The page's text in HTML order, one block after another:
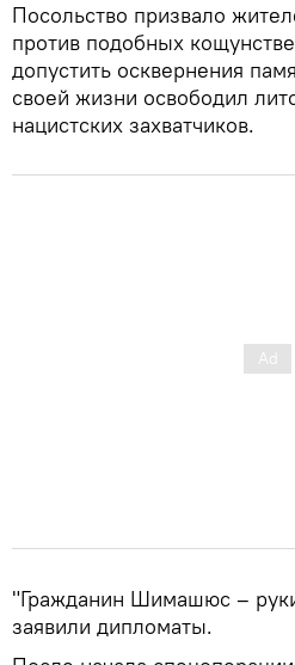
Посольство призвало
против подобных
допустить осквернения
своей жизни освободил
нацистских захватчиков.
"Гражданин Шимашюс –
заявили дипломаты.